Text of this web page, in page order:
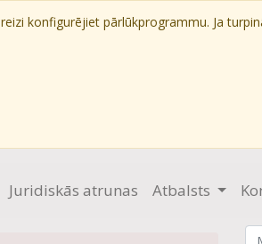
konfigurējiet pārlūkprogrammu. Ja
Juridiskās atrunas Atbalsts